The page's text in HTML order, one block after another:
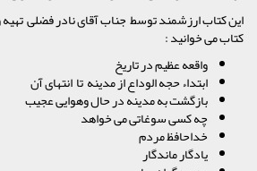
این کتاب ارزشمند توسط جناب آقای نادر فضلی
کتاب می خوانید :
واقعه عظیم در تاریخ
ابتداء حجه الوداع از مدینه تا انتهای آن
بازگشت به مدینه در حال وهوایی عجیب
چه کسی سوغاتی می خواهد
خداحافظ مردم
یادگار ماندگار